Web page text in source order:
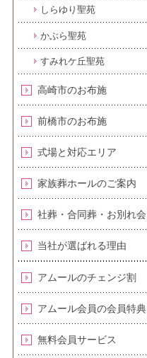
しらゆり聖苑
かぶら聖苑
すみれケ丘聖苑
高崎市のお布施
前橋市のお布施
式場と対応エリア
家族葬ホールのご案内
社葬・合同葬・お別れ会
当社が選ばれる理由
アムールのチェンジ割
アムール会員の会員特典
無料会員サービス